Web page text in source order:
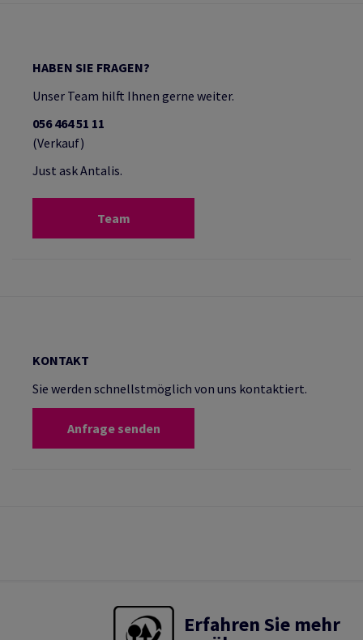
HABEN SIE FRAGEN?
Unser Team hilft Ihnen gerne weiter.
056 464 51 11
(Verkauf)
Just ask Antalis.
Team
KONTAKT
Sie werden schnellstmöglich von uns kontaktiert.
Anfrage senden
Erfahren Sie mehr